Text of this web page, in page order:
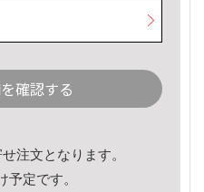
確認する
注文となります。
予定です。